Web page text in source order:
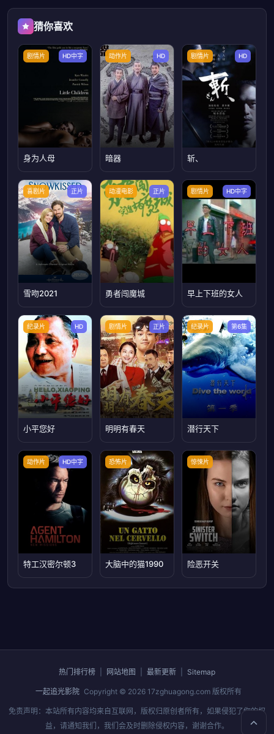
猜你喜欢
剧情片 HD中字
身为人母
动作片 HD
暗器
剧情片 HD
斩、
喜剧片 正片
雪吻2021
动漫电影 正片
勇者闯魔城
剧情片 HD中字
早上下班的女人
纪录片 HD
小平您好
剧情片 正片
明明有春天
纪录片 第6集
潜行天下
动作片 HD中字
特工汉密尔顿3
恐怖片
大脑中的猫1990
惊悚片
险恶开关
热门排行榜 网站地图 最新更新 Sitemap
一起追光影院 Copyright © 2026 17zghuagong.com 版权所有
免责声明：本站所有内容均来自互联网，版权归原创者所有，如果侵犯了你的权
益，请通知我们，我们会及时删除侵权内容，谢谢合作。